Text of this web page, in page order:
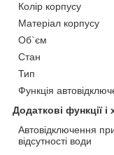
Колір корпусу
Матеріал корпусу
Об`єм
Стан
Тип
Функція
Додаткові функції і
Автовідключення
відсутності води